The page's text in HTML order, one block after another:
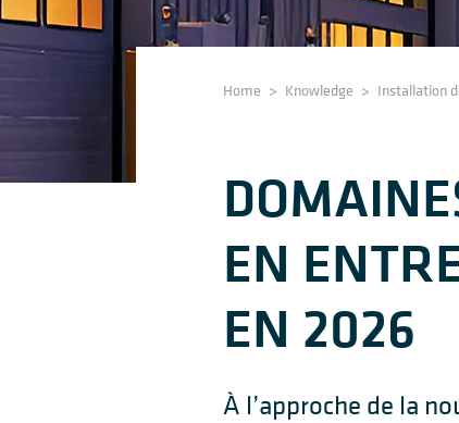
Home > Knowledge > Installation
EN
EN 2026
À l’approche de la